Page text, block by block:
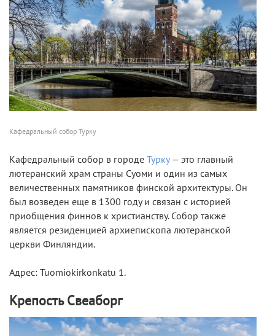
Кафедральный собор Турку
Кафедральный собор в городе Турку— это главный
лютеранский храм страны Суоми и один из самых
величественных памятников финской архитектуры. Он
был возведен еще в 1300 году и связан с историей
приобщения финнов к христианству. Собор также
является резиденцией архиепископа лютеранской
церкви Финляндии.
Адрес: Tuomiokirkonkatu 1.
Крепость Свеаборг